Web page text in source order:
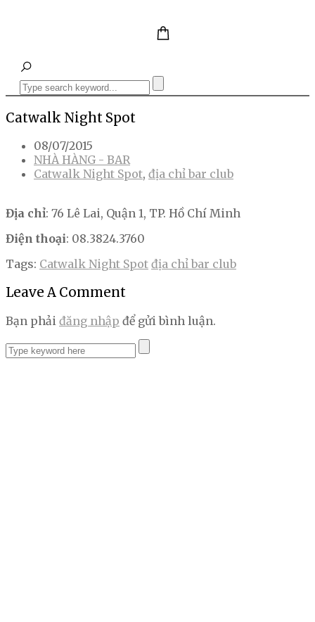
Catwalk Night Spot
08/07/2015
NHÀ HÀNG - BAR
Catwalk Night Spot, địa chỉ bar club
Địa chỉ: 76 Lê Lai, Quận 1, TP. Hồ Chí Minh
Điện thoại: 08.3824.3760
Tags: Catwalk Night Spot địa chỉ bar club
Leave A Comment
Bạn phải đăng nhập để gửi bình luận.